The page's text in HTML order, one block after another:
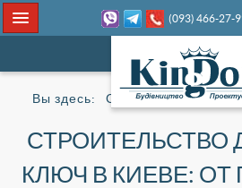
(093) 466-27-
Вы здесь: Строительство
СТРОИТЕЛЬСТВО
КЛЮЧ В КИЕВЕ: ОТ